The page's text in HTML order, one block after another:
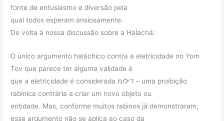
fonte de entusiasmo e diversão pela
qual todos esperam ansiosamente.
De volta à nossa discussão sobre a Halachá:
O único argumento haláchico contra a eletricidade no Yom
Tov que parece ter alguma validade é
que a eletricidade é considerada דילומ – uma proibição
rabínica contrária a criar um novo objeto ou
entidade. Mas, conforme muitos rabinos já demonstraram,
esse argumento não se aplica ao caso da